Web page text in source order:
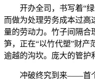
开办全司，书写着“绿
而做为处理劳务成本过高
量的劳动力。竹子间隔合
笋，正在“以竹代塑”财产
逾越的沟坎。庞大的管护
冲破终究到来——首个